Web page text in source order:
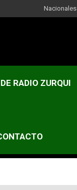
Nacionales
RADIO ZURQUI